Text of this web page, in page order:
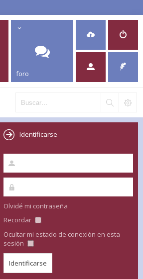
foro
Identificarse
Olvidé mi contraseña
Recordar
Ocultar mi estado de conexión en esta
sesión